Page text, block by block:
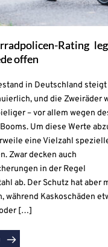
Rating
offen
in Deutschland
und die Zweiräder
– vor allem wegen
Um diese Werte
eine Vielzahl
Zwar decken auch
in der Regel
ab. Der Schutz hat aber
während Kaskoschäden
[…]